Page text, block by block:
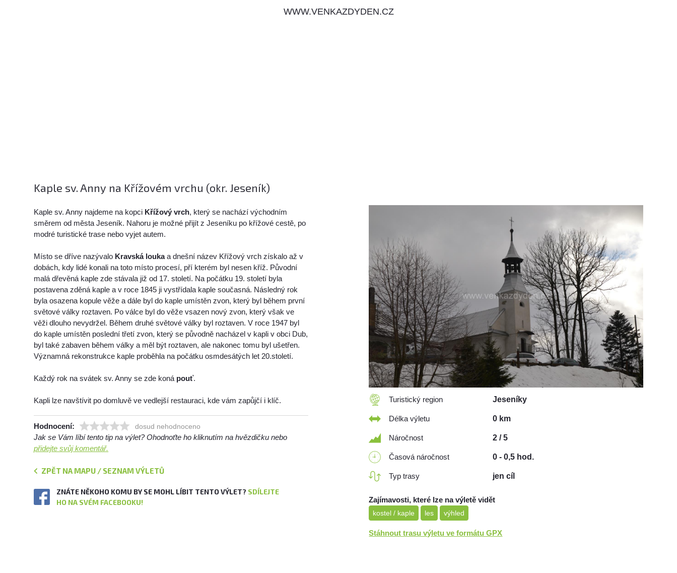
WWW.VENKAZDYDEN.CZ
Kaple sv. Anny na Křížovém vrchu (okr. Jeseník)
Kaple sv. Anny najdeme na kopci Křížový vrch, který se nachází východním
směrem od města Jeseník. Nahoru je možné přijít z Jeseníku po křížové cestě, po
modré turistické trase nebo vyjet autem.
Místo se dříve nazývalo Kravská loukaa dnešní název Křížový vrch získalo až v
dobách, kdy lidé konali na toto místo procesí, pří kterém byl nesen kříž. Původní
malá dřevěná kaple zde stávala již od 17. století. Na počátku 19. století byla
postavena zděná kaple a v roce 1845 ji vystřídala kaple současná. Následný rok
byla osazena kopule věže a dále byl do kaple umístěn zvon, který byl během první
světové války roztaven. Po válce byl do věže vsazen nový zvon, který však ve
věži dlouho nevydržel. Během druhé světové války byl roztaven. V roce 1947 byl
do kaple umístěn poslední třetí zvon, který se původně nacházel v kapli v obci Dub,
byl také zabaven během války a měl být roztaven, ale nakonec tomu byl ušetřen.
Významná rekonstrukce kaple proběhla na počátku osmdesátých let 20.století.
Každý rok na svátek sv. Anny se zde koná pouť.
Kapli lze navštívit po domluvě ve vedlejší restauraci, kde vám zapůjčí i klíč.
Hodnocení: dosud nehodnoceno
Jak se Vám líbí tento tip na výlet? Ohodnoťte ho kliknutím na hvězdičku nebo
přidejte svůj komentář.
ZPĚT NA MAPU / SEZNAM VÝLETŮ
ZNÁTE NĚKOHO KOMU BY SE MOHL LÍBIT TENTO VÝLET? SDÍLEJTE
HO NA SVÉM FACEBOOKU!
Turistický region Jeseníky
Délka výletu 0 km
Náročnost 2 / 5
Časová náročnost 0 - 0,5 hod.
Typ trasy jen cíl
Zajímavosti, které lze na výletě vidět
kostel / kaple les výhled
Stáhnout trasu výletu ve formátu GPX